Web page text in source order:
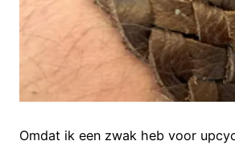
Omdat ik een zwak heb voor